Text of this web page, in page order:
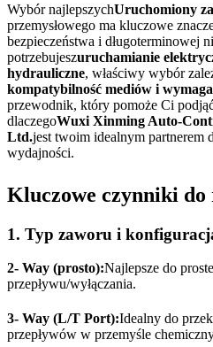
Wybór najlepszychUruchomiony
przemysłowego ma kluczowe
bezpieczeństwa i długoterminowej
potrzebujeszuruchamianie
hydrauliczne, właściwy wybór
kompatybilność mediów i
przewodnik, który pomoże Ci
dlaczegoWuxi Xinming Auto-
Ltd.jest twoim idealnym partnerem
wydajności.
Kluczowe czynniki do
1. Typ zaworu i
2- Way (prosto):Najlepsze do
przepływu/wyłączania.
3- Way (L/T Port):Idealny do
przepływów w przemyśle